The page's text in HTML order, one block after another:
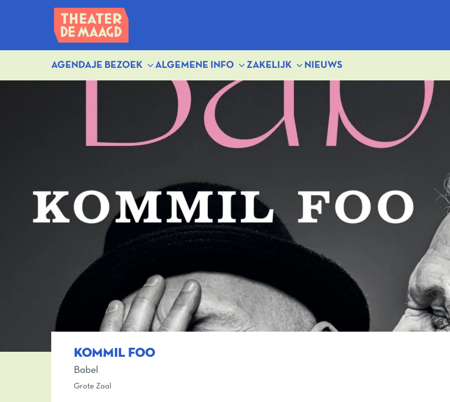
AGENDAJE BEZOEK ALGEMENE INFO ZAKELIJK NIEUWS
KOMMIL FOO
Babel
Grote Zaal